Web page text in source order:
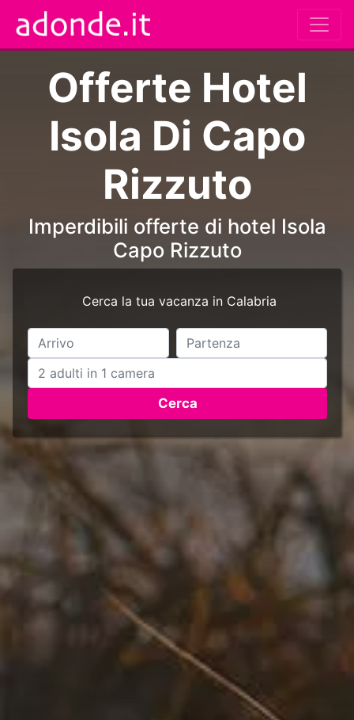
Offerte Hotel
Isola Di Capo
Rizzuto
Imperdibili offerte di hotel Isola
Capo Rizzuto
Cerca la tua vacanza in Calabria
Cerca